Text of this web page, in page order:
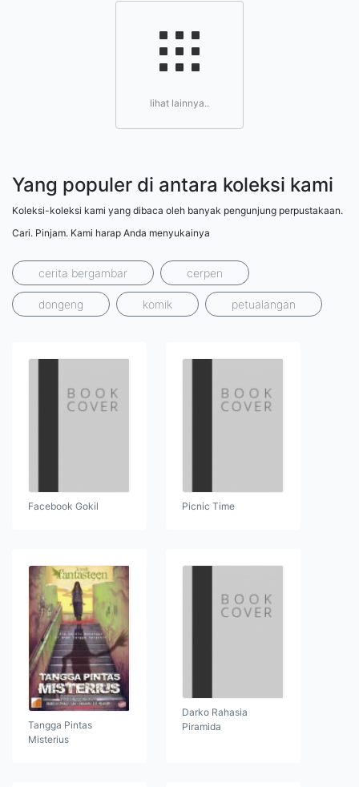
lihat lainnya..
Yang populer di antara koleksi kami
Koleksi-koleksi kami yang dibaca oleh banyak pengunjung perpustakaan.
Cari. Pinjam. Kami harap Anda menyukainya
cerita bergambar cerpen
dongeng komik petualangan
Facebook Gokil Picnic Time
Tangga Pintas
Misterius
Darko Rahasia
Piramida